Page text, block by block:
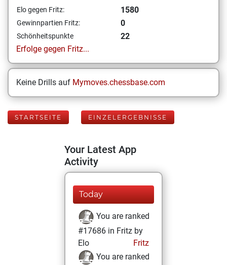
Elo gegen Fritz: 1580
Gewinnpartien Fritz: 0
Schönheitspunkte
22
Erfolge gegen Fritz...
Keine Drills auf Mymoves.chessbase.com
STARTSEITE EINZELERGEBNISSE
Your Latest App
Activity
Today
You are ranked
#17686 in Fritz by
Elo
Fritz
You are ranked